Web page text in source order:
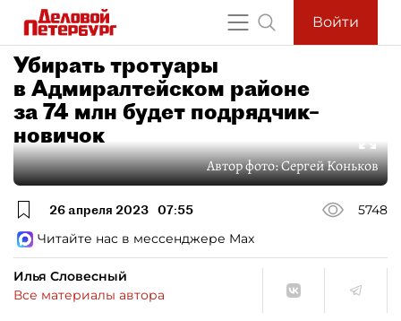
Войти
Убирать тротуары
в Адмиралтейском районе
за 74 млн будет подрядчик–
новичок
Автор фото:Сергей Коньков
26 апреля 2023 07:55
5748
Читайте нас в мессенджере Max
Илья Словесный
Все материалы автора